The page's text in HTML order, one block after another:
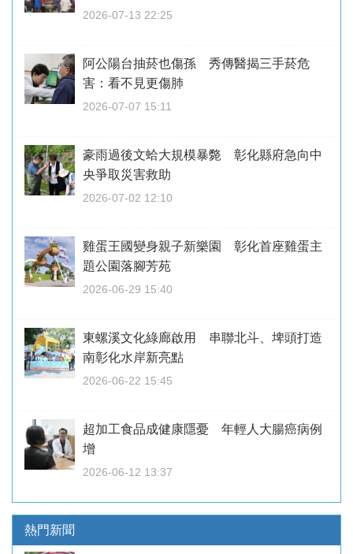
2026-07-13 22:25
阿公陽台抽菸也傷孫 秀傳醫揭三手菸危
害：看不見更傷肺
2026-07-07 15:11
豪雨過後文蛤大規模暴斃 彰化縣府急向中
央爭取災害救助
2026-07-02 12:10
雞蛋王國變身親子新樂園 彰化首座雞蛋主
題公園落腳芳苑
2026-06-29 15:40
東螺溪文化綠廊啟用 串聯北斗、埤頭打造
南彰化水岸新亮點
2026-06-22 15:45
超加工食品成健康隱憂 年輕人大腸癌病例
增
2026-06-12 13:37
熱門新聞